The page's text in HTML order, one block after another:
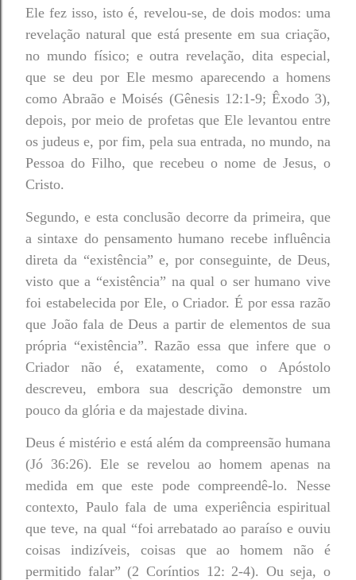
Ele fez isso, isto é, revelou-se, de dois modos: uma
revelação natural que está presente em sua criação,
no mundo físico; e outra revelação, dita especial,
que se deu por Ele mesmo aparecendo a homens
como Abraão e Moisés (Gênesis 12:1-9; Êxodo 3),
depois, por meio de profetas que Ele levantou entre
os judeus e, por fim, pela sua entrada, no mundo, na
Pessoa do Filho, que recebeu o nome de Jesus, o
Cristo.
Segundo, e esta conclusão decorre da primeira, que
a sintaxe do pensamento humano recebe influência
direta da “existência” e, por conseguinte, de Deus,
visto que a “existência” na qual o ser humano vive
foi estabelecida por Ele, o Criador. É por essa razão
que João fala de Deus a partir de elementos de sua
própria “existência”. Razão essa que infere que o
Criador não é, exatamente, como o Apóstolo
descreveu, embora sua descrição demonstre um
pouco da glória e da majestade divina.
Deus é mistério e está além da compreensão humana
(Jó 36:26). Ele se revelou ao homem apenas na
medida em que este pode compreendê-lo. Nesse
contexto, Paulo fala de uma experiência espiritual
que teve, na qual “foi arrebatado ao paraíso e ouviu
coisas indizíveis, coisas que ao homem não é
permitido falar” (2 Coríntios 12: 2-4). Ou seja, o